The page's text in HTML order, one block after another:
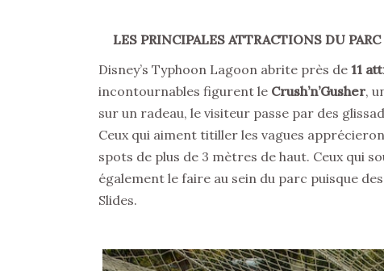
LES PRINCIPALES ATTRACTIONS DU
Disney’s Typhoon Lagoon abrite près de 11
incontournables figurent le Crush’n’Gusher,
sur un radeau, le visiteur passe par des
Ceux qui aiment titiller les vagues
spots de plus de 3 mètres de haut. Ceux qui
également le faire au sein du parc puisque
Slides.